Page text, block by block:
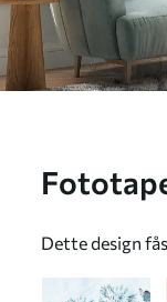
Dette design